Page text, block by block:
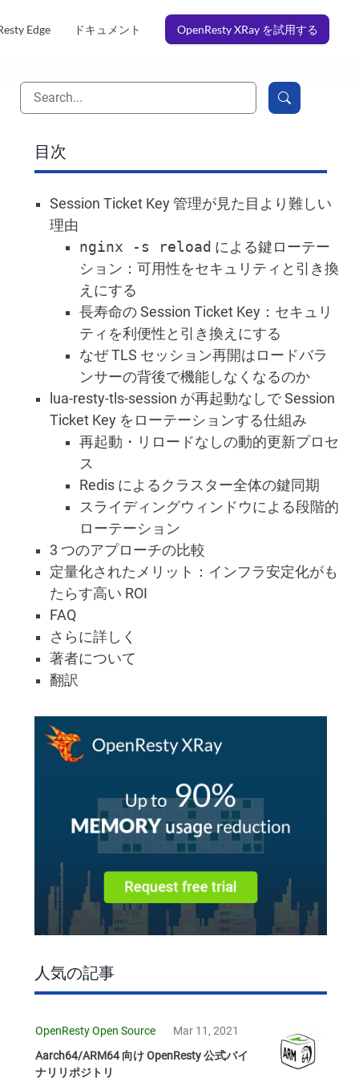
Edge ドキュメント OpenResty XRay を試用する
目次
Session Ticket Key 管理が見た目より難しい
理由
nginx -s reload による鍵ローテー
ション：可用性をセキュリティと引き換
えにする
長寿命の Session Ticket Key：セキュリ
ティを利便性と引き換えにする
なぜ TLS セッション再開はロードバラ
ンサーの背後で機能しなくなるのか
lua-resty-tls-session が再起動なしで Session
Ticket Key をローテーションする仕組み
再起動・リロードなしの動的更新プロセ
ス
Redis によるクラスター全体の鍵同期
スライディングウィンドウによる段階的
ローテーション
3 つのアプローチの比較
定量化されたメリット：インフラ安定化がも
たらす高い ROI
FAQ
さらに詳しく
著者について
翻訳
人気の記事
OpenResty Open Source
Mar 11, 2021
Aarch64/ARM64 向け OpenResty 公式バイ
ナリリポジトリ